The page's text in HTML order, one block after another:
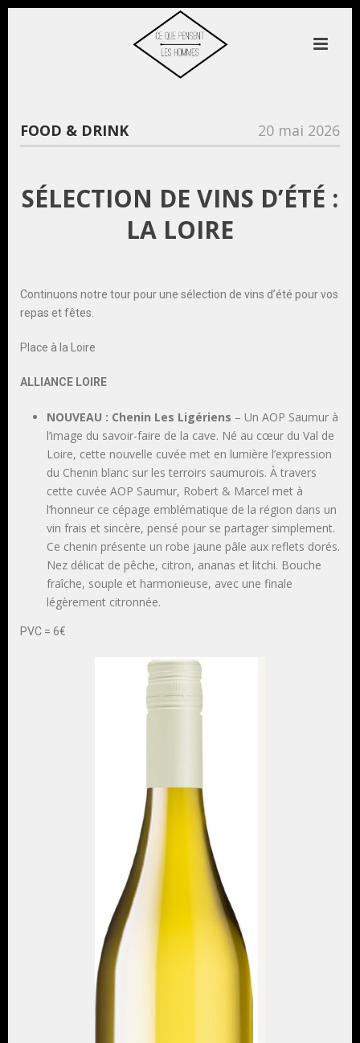
FOOD & DRINK 20 mai 2026
SÉLECTION DE VINS D’ÉTÉ :
LA LOIRE
Continuons notre tour pour une sélection de vins d’été pour vos
repas et fêtes.
Place à la Loire
ALLIANCE LOIRE
NOUVEAU : Chenin Les Ligériens – Un AOP Saumur à
l’image du savoir-faire de la cave. Né au cœur du Val de
Loire, cette nouvelle cuvée met en lumière l’expression
du Chenin blanc sur les terroirs saumurois. À travers
cette cuvée AOP Saumur, Robert & Marcel met à
l’honneur ce cépage emblématique de la région dans un
vin frais et sincère, pensé pour se partager simplement.
Ce chenin présente un robe jaune pâle aux reflets dorés.
Nez délicat de pêche, citron, ananas et litchi. Bouche
fraîche, souple et harmonieuse, avec une finale
légèrement citronnée.
PVC = 6€